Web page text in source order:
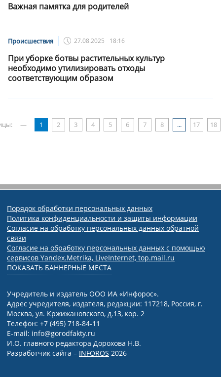
Важная памятка для родителей
Происшествия 27.08.2025 18:16
При уборке ботвы растительных культур
необходимо утилизировать отходы
соответствующим образом
— 1 2 3 4 5 6 7 8 ... 17 18
Порядок обработки персональных данных
Политика конфиденциальности и защиты информации
Согласие на обработку персональных данных обратной
связи
Согласие на обработку персональных данных с помощью
сервисов Yandex.Metrika, LiveInternet, top.mail.ru
ПОКАЗАТЬ БАННЕРНЫЕ МЕСТА
Учредитель и издатель ООО ИА «Инфорос».
Адрес учредителя, издателя, редакции: 117218, Россия, г.
Москва, ул. Кржижановского, д.13, кор. 2
Телефон: +7 (495) 718-84-11
E-mail: info@gorodfakty.ru
И.О. главного редактора Дорохова Н.В.
Разработчик сайта – INFOROS 2026